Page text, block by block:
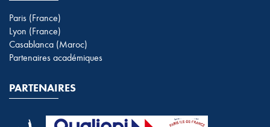
Paris (France)
Lyon (France)
Casablanca (Maroc)
Partenaires académiques
PARTENAIRES